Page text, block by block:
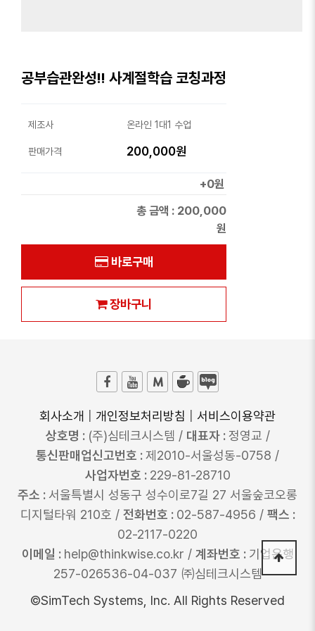
공부습관완성!! 사계절학습 코칭과정
제조사 온라인 1대1 수업
판매가격 200,000원
+0원
총 금액 : 200,000
원
바로구매
장바구니
회사소개 개인정보처리방침
서비스이용약관
상호명 : (주)심테크시스템 / 대표자 :정영교 /
통신판매업신고번호 :제2010-서울성동-0758 /
사업자번호 : 229-81-28710
주소 : 서울특별시 성동구 성수이로7길 27 서울숲코오롱
디지털타워 210호 / 전화번호 : 02-587-4956 / 팩스 :
02-2117-0220
이메일 : help@thinkwise.co.kr / 계좌번호 : 기업은행
257-026536-04-037 ㈜심테크시스템
©SimTech Systems, Inc. All Rights Reserved